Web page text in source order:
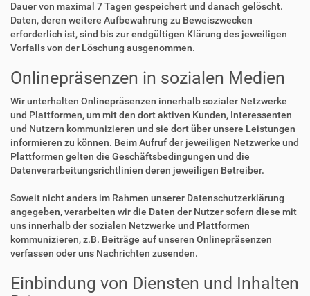
Dauer von maximal 7 Tagen gespeichert und danach gelöscht.
Daten, deren weitere Aufbewahrung zu Beweiszwecken
erforderlich ist, sind bis zur endgültigen Klärung des jeweiligen
Vorfalls von der Löschung ausgenommen.
Onlinepräsenzen in sozialen Medien
Wir unterhalten Onlinepräsenzen innerhalb sozialer Netzwerke
und Plattformen, um mit den dort aktiven Kunden, Interessenten
und Nutzern kommunizieren und sie dort über unsere Leistungen
informieren zu können. Beim Aufruf der jeweiligen Netzwerke und
Plattformen gelten die Geschäftsbedingungen und die
Datenverarbeitungsrichtlinien deren jeweiligen Betreiber.
Soweit nicht anders im Rahmen unserer Datenschutzerklärung
angegeben, verarbeiten wir die Daten der Nutzer sofern diese mit
uns innerhalb der sozialen Netzwerke und Plattformen
kommunizieren, z.B. Beiträge auf unseren Onlinepräsenzen
verfassen oder uns Nachrichten zusenden.
Einbindung von Diensten und Inhalten